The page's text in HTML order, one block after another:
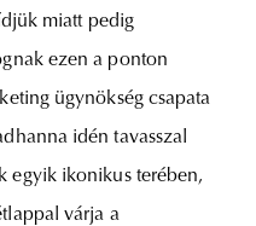
miatt pedig
ezen a ponton
ügynökség csapata
idén tavasszal
egyik ikonikus terében,
várja a